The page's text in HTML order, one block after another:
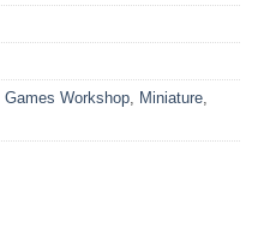
Games Workshop, Miniature,